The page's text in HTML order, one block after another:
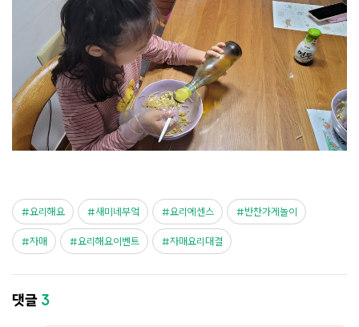
요리해요 새미네부엌 요리에센스 반찬가게놀이
자매 요리해요이벤트 자매요리대결
댓글 3